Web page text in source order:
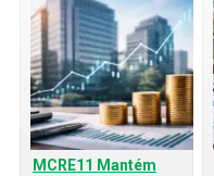
MCRE11 Mantém